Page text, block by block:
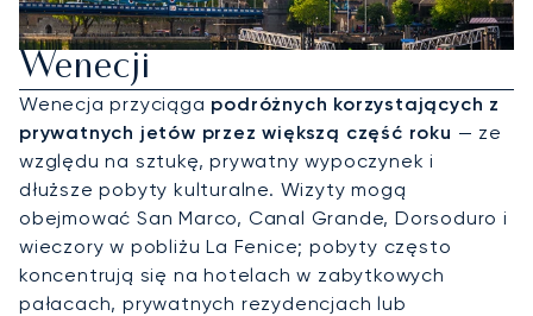
Wynajmij Jet Prywatny Do
Wenecji
Wenecja przyciąga podróżnych korzystających z
prywatnych jetów przez większą część roku — ze
względu na sztukę, prywatny wypoczynek i
dłuższe pobyty kulturalne. Wizyty mogą
obejmować San Marco, Canal Grande, Dorsoduro i
wieczory w pobliżu La Fenice; pobyty często
koncentrują się na hotelach w zabytkowych
pałacach, prywatnych rezydencjach lub